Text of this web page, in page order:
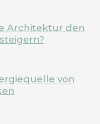
Architektur den
von